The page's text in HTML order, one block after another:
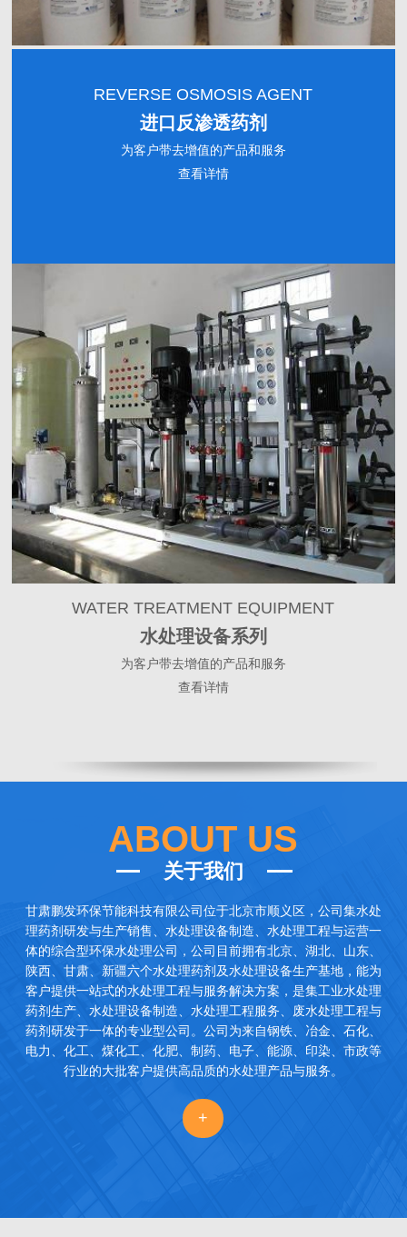
REVERSE OSMOSIS AGENT
进口反渗透药剂
为客户带去增值的产品和服务
查看详情
WATER TREATMENT EQUIPMENT
水处理设备系列
为客户带去增值的产品和服务
查看详情
ABOUT US
关于我们
甘肃鹏发环保节能科技有限公司位于北京市顺义区，公司集水处
理药剂研发与生产销售、水处理设备制造、水处理工程与运营一
体的综合型环保水处理公司，公司目前拥有北京、湖北、山东、
陕西、甘肃、新疆六个水处理药剂及水处理设备生产基地，能为
客户提供一站式的水处理工程与服务解决方案，是集工业水处理
药剂生产、水处理设备制造、水处理工程服务、废水处理工程与
药剂研发于一体的专业型公司。公司为来自钢铁、冶金、石化、
电力、化工、煤化工、化肥、制药、电子、能源、印染、市政等
行业的大批客户提供高品质的水处理产品与服务。
+